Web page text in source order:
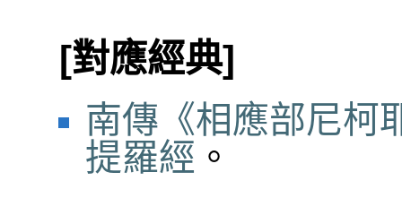
[對應經典]
南傳《相應部尼柯
提羅經 。